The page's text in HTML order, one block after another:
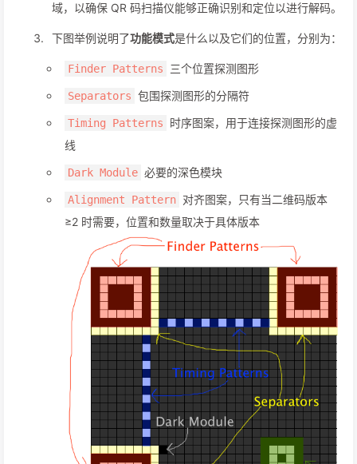
域，以确保 QR 码扫描仪能够正确识别和定位以进行解码。
下图举例说明了功能模式是什么以及它们的位置，分别为：
Finder Patterns 三个位置探测图形
Separators 包围探测图形的分隔符
Timing Patterns
时序图案，用于连接探测图形的虚
线
Dark Module 必要的深色模块
Alignment Pattern 对齐图案，只有当二维码版本
≥2 时需要，位置和数量取决于具体版本